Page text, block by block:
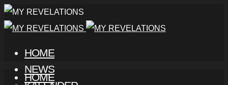
HOME
NEWS
HOME